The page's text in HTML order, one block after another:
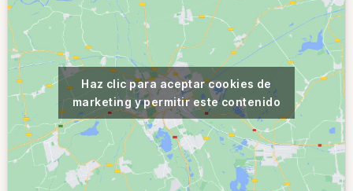
Haz clic para aceptar cookies de
marketing y permitir este contenido